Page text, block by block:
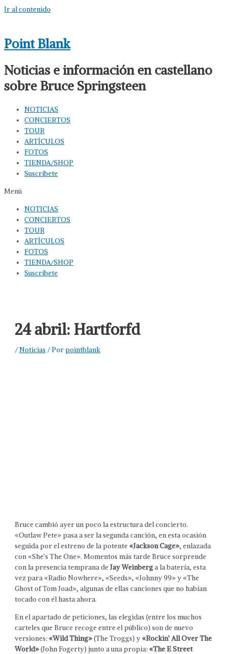
Ir al contenido
Point Blank
Noticias e información en castellano
sobre Bruce Springsteen
NOTICIAS
CONCIERTOS
TOUR
ARTÍCULOS
FOTOS
TIENDA/SHOP
Suscríbete
Menú
NOTICIAS
CONCIERTOS
TOUR
ARTÍCULOS
FOTOS
TIENDA/SHOP
Suscríbete
24 abril: Hartforfd
/Noticias / Porpointblank
Bruce cambió ayer un poco la estructura del concierto.
«Outlaw Pete» pasa a ser la segunda canción, en esta ocasión
seguida por el estreno de la potente«Jackson Cage», enlazada
con «She’s The One». Momentos más tarde Bruce sorprende
con la presencia temprana deJay Weinberga la batería, esta
vez para «Radio Nowhere», «Seeds», «Johnny 99» y «The
Ghost of Tom Joad», algunas de ellas canciones que no habían
tocado con él hasta ahora.
En el apartado de peticiones, las elegidas (entre los muchos
carteles que Bruce recoge entre el público) son de nuevo
versiones:«Wild Thing»(The Troggs) y«Rockin’ All Over The
World»(John Fogerty) junto a una propia:«The E Street